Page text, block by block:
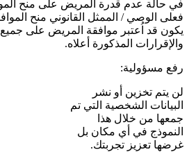
في حالة عدم قدرة المريض على منح
فعلى الوصي / الممثل القانوني منح
يكون قد اُعتبر موافقة المريض على جميع
والإقرارات المذكورة أعلاه.
رفع مسؤولية:
لن يتم تخزين أو نشر
البيانات الشخصية التي تم
جمعها من خلال هذا
النموذج في أي مكان بل
غرضها تعزيز تجربتك.